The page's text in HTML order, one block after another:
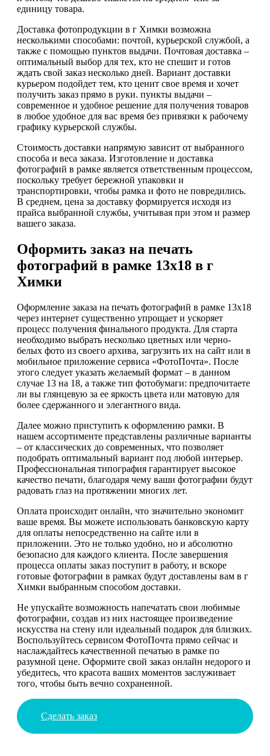
единицу товара.
Доставка фотопродукции в г Химки возможна
несколькими способами: почтой, курьерской службой, а
также с помощью пунктов выдачи. Почтовая доставка –
оптимальный выбор для тех, кто не спешит и готов
ждать свой заказ несколько дней. Вариант доставки
курьером подойдет тем, кто ценит свое время и хочет
получить заказ прямо в руки. пункты выдачи –
современное и удобное решение для получения товаров
в любое удобное для вас время без привязки к рабочему
графику курьерской службы.
Стоимость доставки напрямую зависит от выбранного
способа и веса заказа. Изготовление и доставка
фотографий в рамке является ответственным процессом,
поскольку требует бережной упаковки и
транспортировки, чтобы рамка и фото не повредились.
В среднем, цена за доставку формируется исходя из
прайса выбранной службы, учитывая при этом и размер
вашего заказа.
Оформить заказ на печать
фотографий в рамке 13х18 в г
Химки
Оформление заказа на печать фотографий в рамке 13х18
через интернет существенно упрощает и ускоряет
процесс получения финального продукта. Для старта
необходимо выбрать несколько цветных или черно-
белых фото из своего архива, загрузить их на сайт или в
мобильное приложение сервиса «ФотоПочта». После
этого следует указать желаемый формат – в данном
случае 13 на 18, а также тип фотобумаги: предпочитаете
ли вы глянцевую за ее яркость цвета или матовую для
более сдержанного и элегантного вида.
Далее можно приступить к оформлению рамки. В
нашем ассортименте представлены различные варианты
– от классических до современных, что позволяет
подобрать оптимальный вариант под любой интерьер.
Профессиональная типография гарантирует высокое
качество печати, благодаря чему ваши фотографии будут
радовать глаз на протяжении многих лет.
Оплата происходит онлайн, что значительно экономит
ваше время. Вы можете использовать банковскую карту
для оплаты непосредственно на сайте или в
приложении. Это не только удобно, но и абсолютно
безопасно для каждого клиента. После завершения
процесса оплаты заказ поступит в работу, и вскоре
готовые фотографии в рамках будут доставлены вам в г
Химки выбранным способом доставки.
Не упускайте возможность напечатать свои любимые
фотографии, создав из них настоящее произведение
искусства на стену или идеальный подарок для близких.
Воспользуйтесь сервисом ФотоПочта прямо сейчас и
наслаждайтесь качественной печатью в рамке по
разумной цене. Оформите свой заказ онлайн недорого и
убедитесь, что красота ваших моментов заслуживает
того, чтобы быть вечно сохраненной.
Сделать заказ